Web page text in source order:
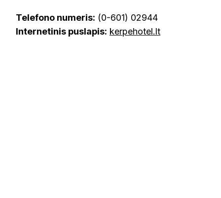
Telefono numeris: (0-601) 02944
Internetinis puslapis: kerpehotel.lt